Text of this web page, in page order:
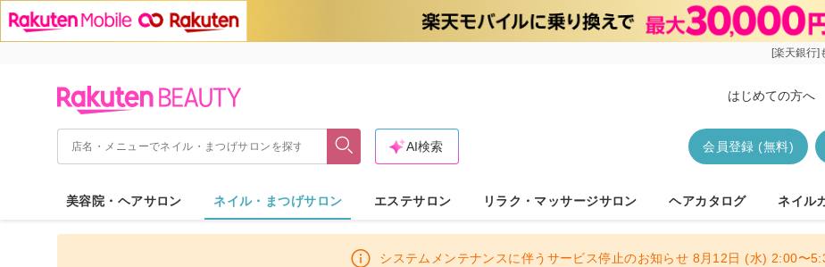
[楽天銀行]
はじめての方へ
会員登録 (無料)
AI検索
美容院・ヘアサロン ネイル・まつげサロン エステサロン リラク・マッサージサロン ヘアカタログ ネイル
システムメンテナンスに伴うサービス停止のお知らせ 8月12日 (水) 2:00〜